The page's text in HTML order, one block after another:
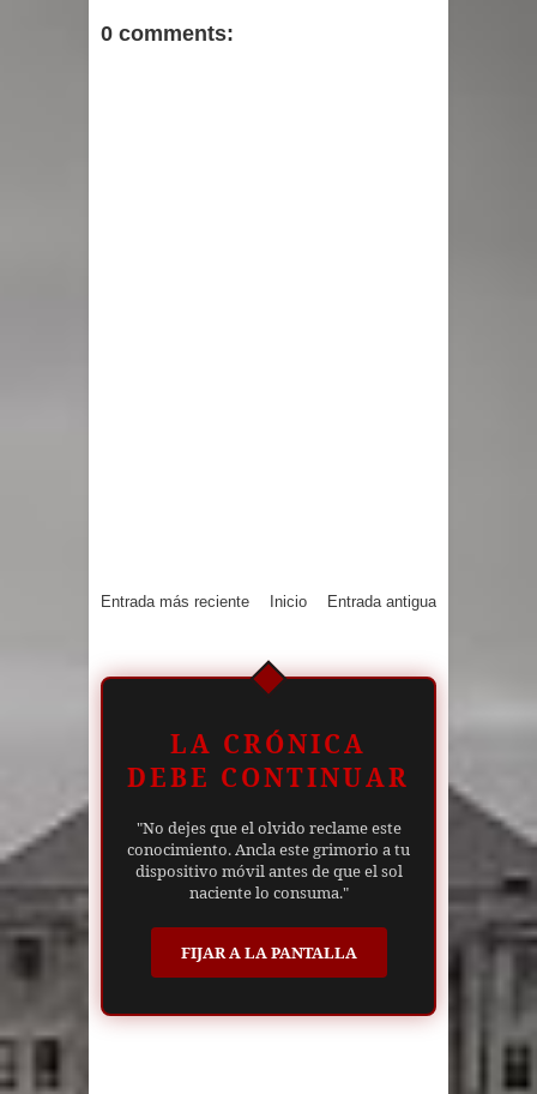
0 comments:
Entrada más reciente Entrada antigua
Inicio
LA CRÓNICA
DEBE CONTINUAR
"No dejes que el olvido reclame este
conocimiento. Ancla este grimorio a tu
dispositivo móvil antes de que el sol
naciente lo consuma."
FIJAR A LA PANTALLA